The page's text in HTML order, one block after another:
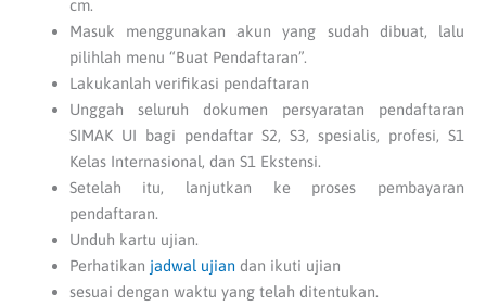
cm.
Masuk menggunakan akun yang sudah dibuat, lalu
pilihlah menu “Buat Pendaftaran”.
Lakukanlah verifikasi pendaftaran
Unggah seluruh dokumen persyaratan pendaftaran
SIMAK UI bagi pendaftar S2, S3, spesialis, profesi, S1
Kelas Internasional, dan S1 Ekstensi.
Setelah itu, lanjutkan ke proses pembayaran
pendaftaran.
Unduh kartu ujian.
Perhatikan jadwal ujian dan ikuti ujian
sesuai dengan waktu yang telah ditentukan.